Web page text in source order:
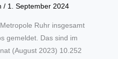
/ 1. September 2024
Ruhr insgesamt
gemeldet. Das sind im
(August 2023) 10.252